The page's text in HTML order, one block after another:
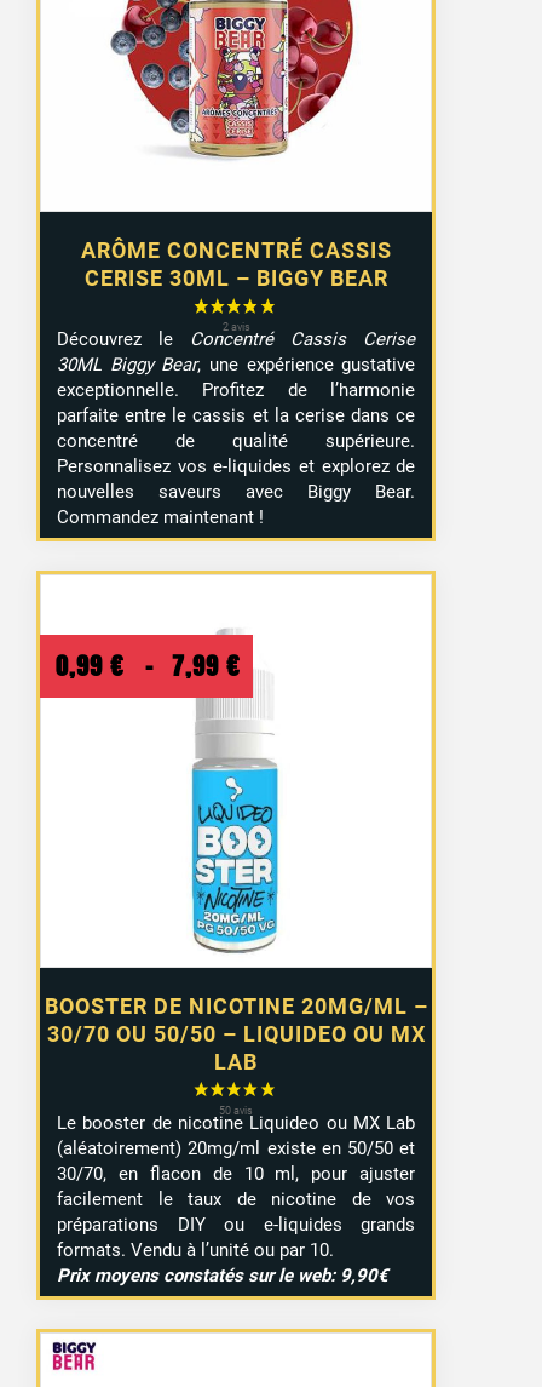
ARÔME CONCENTRÉ CASSIS
CERISE 30ML – BIGGY BEAR
Découvrez le Concentré Cassis Cerise
30ML Biggy Bear, une expérience gustative
exceptionnelle. Profitez de l’harmonie
parfaite entre le cassis et la cerise dans ce
concentré de qualité supérieure.
Personnalisez vos e-liquides et explorez de
nouvelles saveurs avec Biggy Bear.
Commandez maintenant !
BOOSTER DE NICOTINE 20MG/ML –
30/70 OU 50/50 – LIQUIDEO OU MX
LAB
0,99 € – 7,99 € Plage
de
prix :
0,99 €
à
7,99 €
Le booster de nicotine Liquideo ou MX Lab
(aléatoirement) 20mg/ml existe en 50/50 et
30/70, en flacon de 10 ml, pour ajuster
facilement le taux de nicotine de vos
préparations DIY ou e-liquides grands
formats. Vendu à l’unité ou par 10.
Prix moyens constatés sur le web: 9,90€